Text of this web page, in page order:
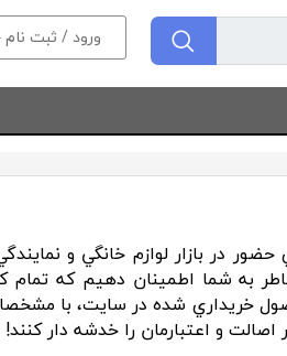
ورود / ثبت نام
در بازار لوازم خانگي و
به شما اطمينان دهيم که تمام
خريداري شده در سايت، با مشخصات
و اعتبارمان را خدشه دار کنند!